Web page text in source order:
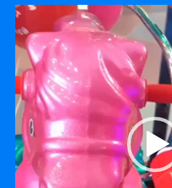
Видеоплеер